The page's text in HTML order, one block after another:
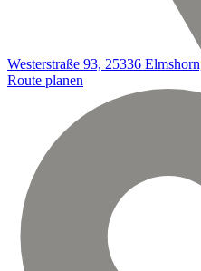
Westerstraße 93, 25336
Route planen